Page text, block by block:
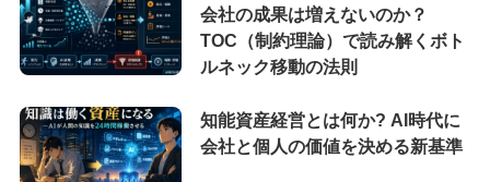
会社の成果は増えないのか？
TOC（制約理論）で読み解くボト
ルネック移動の法則
知能資産経営とは何か? AI時代に
会社と個人の価値を決める新基準